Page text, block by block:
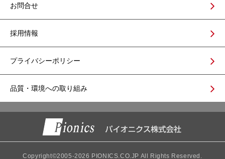
お問合せ
採用情報
プライバシーポリシー
品質・環境への取り組み
Copyright©2005-2026 PIONICS.CO.JP All Rights Reserved.